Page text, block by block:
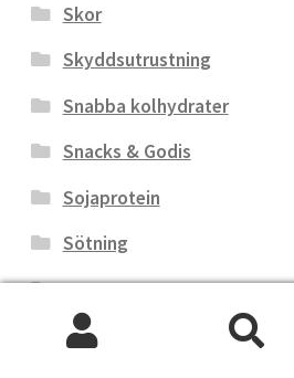
Skor
Skyddsutrustning
Snabba kolhydrater
Snacks & Godis
Sojaprotein
Sötning
Sport-BH
Sportdryck